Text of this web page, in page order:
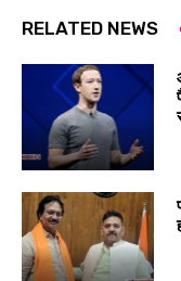
RELATED NEWS